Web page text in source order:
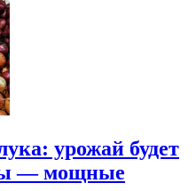
урожай будет
— мощные